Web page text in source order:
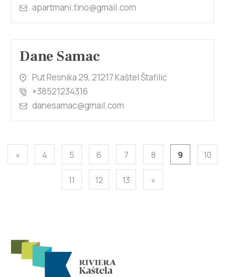
apartmani.tino@gmail.com
Dane Samac
Put Resnika 29, 21217 Kaštel Štafilić
+38521234316
danesamac@gmail.com
« 4 5 6 7 8 9 10
11 12 13 »